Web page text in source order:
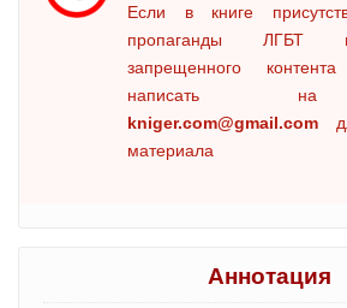
Если в книге
пропаганды ЛГБТ
запрещенного
написать
kniger.com@gmail.com
материала
Аннотация